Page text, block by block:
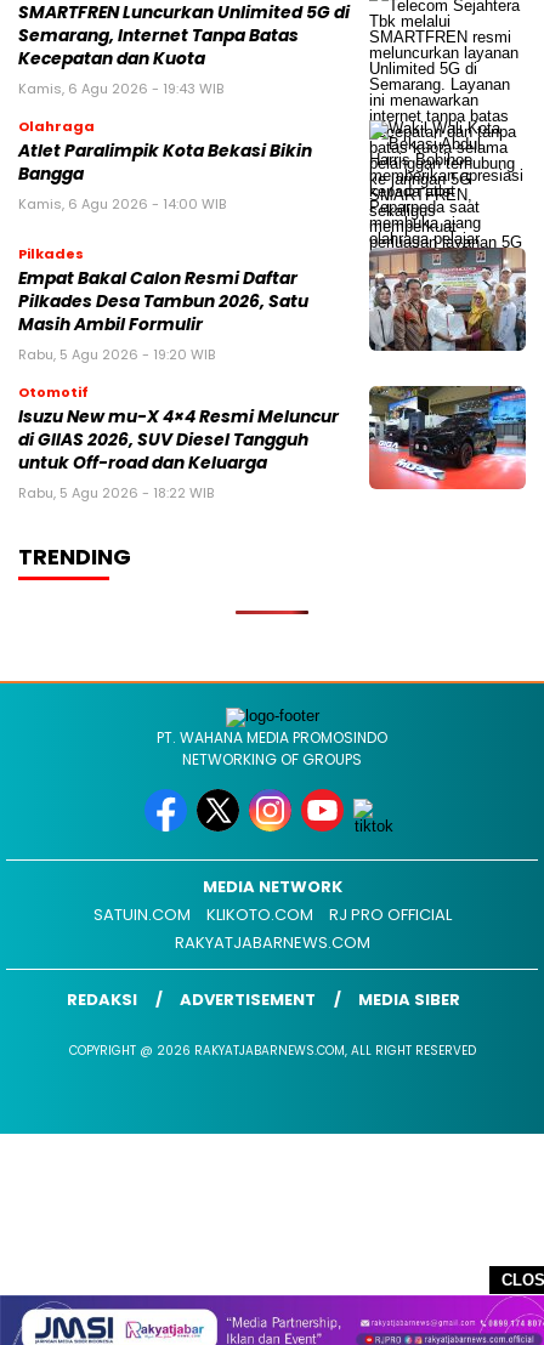
SMARTFREN Luncurkan Unlimited 5G di
Semarang, Internet Tanpa Batas
Kecepatan dan Kuota
Kamis, 6 Agu 2026 - 19:43 WIB
Olahraga
Atlet Paralimpik Kota Bekasi Bikin
Bangga
Kamis, 6 Agu 2026 - 14:00 WIB
Pilkades
Empat Bakal Calon Resmi Daftar
Pilkades Desa Tambun 2026, Satu
Masih Ambil Formulir
Rabu, 5 Agu 2026 - 19:20 WIB
Otomotif
Isuzu New mu-X 4×4 Resmi Meluncur
di GIIAS 2026, SUV Diesel Tangguh
untuk Off-road dan Keluarga
Rabu, 5 Agu 2026 - 18:22 WIB
TRENDING
PT. WAHANA MEDIA PROMOSINDO
NETWORKING OF GROUPS
MEDIA NETWORK
SATUIN.COM
KLIKOTO.COM
RJ PRO OFFICIAL
RAKYATJABARNEWS.COM
REDAKSI ADVERTISEMENT MEDIA SIBER
COPYRIGHT @ 2026 RAKYATJABARNEWS.COM, ALL RIGHT RESERVED